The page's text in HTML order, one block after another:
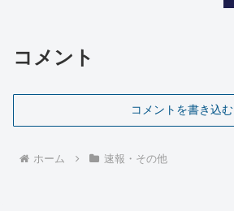
コメント
コメントを書き込む
ホーム 速報・その他